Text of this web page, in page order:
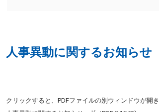
人事異動に関するお知らせ
クリックすると、PDFファイルの別ウィンドウが開き